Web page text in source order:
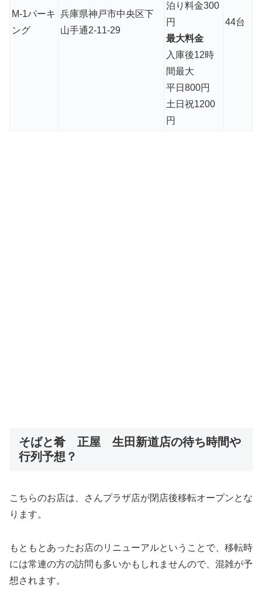
M-1パーキ
ング
兵庫県神戸市中央区下
山手通2-11-29
泊り料金300
円
最大料金
入庫後12時
間最大
平日800円
土日祝1200
円
44台
そばと肴 正屋 生田新道店の待ち時間や
行列予想？
こちらのお店は、さんプラザ店が閉店後移転オープンとな
ります。
もともとあったお店のリニューアルということで、移転時
には常連の方の訪問も多いかもしれませんので、混雑が予
想されます。